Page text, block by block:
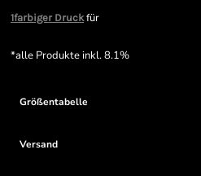
1farbiger Druckfür
*alle Produkte inkl. 8.1%
Größentabelle
Versand